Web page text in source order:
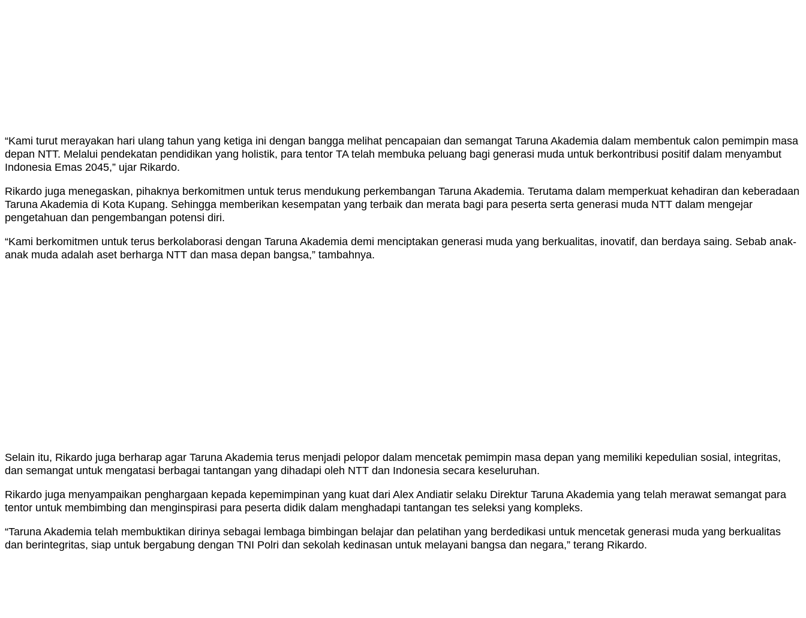
“Kami turut merayakan hari ulang tahun yang ketiga ini dengan bangga melihat pencapaian dan semangat Taruna Akademia dalam membentuk calon pemimpin masa
depan NTT. Melalui pendekatan pendidikan yang holistik, para tentor TA telah membuka peluang bagi generasi muda untuk berkontribusi positif dalam menyambut
Indonesia Emas 2045,” ujar Rikardo.
Rikardo juga menegaskan, pihaknya berkomitmen untuk terus mendukung perkembangan Taruna Akademia. Terutama dalam memperkuat kehadiran dan keberadaan
Taruna Akademia di Kota Kupang. Sehingga memberikan kesempatan yang terbaik dan merata bagi para peserta serta generasi muda NTT dalam mengejar
pengetahuan dan pengembangan potensi diri.
“Kami berkomitmen untuk terus berkolaborasi dengan Taruna Akademia demi menciptakan generasi muda yang berkualitas, inovatif, dan berdaya saing. Sebab anak-
anak muda adalah aset berharga NTT dan masa depan bangsa,” tambahnya.
Selain itu, Rikardo juga berharap agar Taruna Akademia terus menjadi pelopor dalam mencetak pemimpin masa depan yang memiliki kepedulian sosial, integritas,
dan semangat untuk mengatasi berbagai tantangan yang dihadapi oleh NTT dan Indonesia secara keseluruhan.
Rikardo juga menyampaikan penghargaan kepada kepemimpinan yang kuat dari Alex Andiatir selaku Direktur Taruna Akademia yang telah merawat semangat para
tentor untuk membimbing dan menginspirasi para peserta didik dalam menghadapi tantangan tes seleksi yang kompleks.
“Taruna Akademia telah membuktikan dirinya sebagai lembaga bimbingan belajar dan pelatihan yang berdedikasi untuk mencetak generasi muda yang berkualitas
dan berintegritas, siap untuk bergabung dengan TNI Polri dan sekolah kedinasan untuk melayani bangsa dan negara,” terang Rikardo.